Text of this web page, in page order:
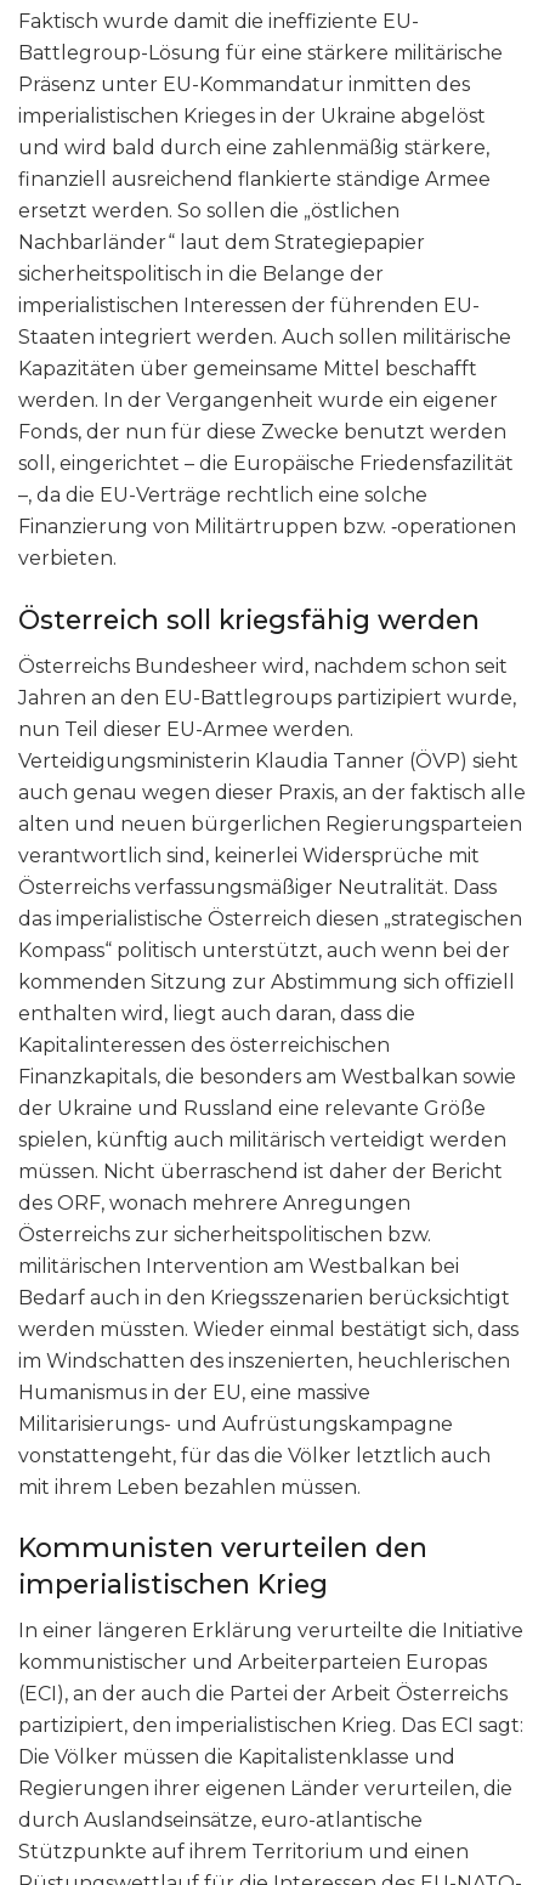
Faktisch wurde damit die ineffiziente EU-
Battlegroup-Lösung für eine stärkere militärische
Präsenz unter EU-Kommandatur inmitten des
imperialistischen Krieges in der Ukraine abgelöst
und wird bald durch eine zahlenmäßig stärkere,
finanziell ausreichend flankierte ständige Armee
ersetzt werden. So sollen die „östlichen
Nachbarländer“ laut dem Strategiepapier
sicherheitspolitisch in die Belange der
imperialistischen Interessen der führenden EU-
Staaten integriert werden. Auch sollen militärische
Kapazitäten über gemeinsame Mittel beschafft
werden. In der Vergangenheit wurde ein eigener
Fonds, der nun für diese Zwecke benutzt werden
soll, eingerichtet – die Europäische Friedensfazilität
–, da die EU-Verträge rechtlich eine solche
Finanzierung von Militärtruppen bzw. ‑operationen
verbieten.
Österreich soll kriegsfähig werden
Österreichs Bundesheer wird, nachdem schon seit
Jahren an den EU-Battlegroups partizipiert wurde,
nun Teil dieser EU-Armee werden.
Verteidigungsministerin Klaudia Tanner (ÖVP) sieht
auch genau wegen dieser Praxis, an der faktisch alle
alten und neuen bürgerlichen Regierungsparteien
verantwortlich sind, keinerlei Widersprüche mit
Österreichs verfassungsmäßiger Neutralität. Dass
das imperialistische Österreich diesen „strategischen
Kompass“ politisch unterstützt, auch wenn bei der
kommenden Sitzung zur Abstimmung sich offiziell
enthalten wird, liegt auch daran, dass die
Kapitalinteressen des österreichischen
Finanzkapitals, die besonders am Westbalkan sowie
der Ukraine und Russland eine relevante Größe
spielen, künftig auch militärisch verteidigt werden
müssen. Nicht überraschend ist daher der Bericht
des ORF, wonach mehrere Anregungen
Österreichs zur sicherheitspolitischen bzw.
militärischen Intervention am Westbalkan bei
Bedarf auch in den Kriegsszenarien berücksichtigt
werden müssten. Wieder einmal bestätigt sich, dass
im Windschatten des inszenierten, heuchlerischen
Humanismus in der EU, eine massive
Militarisierungs- und Aufrüstungskampagne
vonstattengeht, für das die Völker letztlich auch
mit ihrem Leben bezahlen müssen.
Kommunisten verurteilen den
imperialistischen Krieg
In einer längeren Erklärung verurteilte die Initiative
kommunistischer und Arbeiterparteien Europas
(ECI), an der auch die Partei der Arbeit Österreichs
partizipiert, den imperialistischen Krieg. Das ECI sagt:
Die Völker müssen die Kapitalistenklasse und
Regierungen ihrer eigenen Länder verurteilen, die
durch Auslandseinsätze, euro-atlantische
Stützpunkte auf ihrem Territorium und einen